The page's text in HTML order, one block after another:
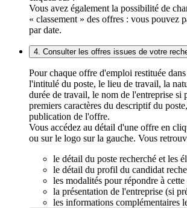
Vous avez également la possibilité de
« classement » des offres : vous pouvez
par date.
4. Consulter les offres issues de votre
Pour chaque offre d'emploi restituée
l'intitulé du poste, le lieu de travail, la
durée de travail, le nom de l'entreprise si
premiers caractères du descriptif du
publication de l'offre.
Vous accédez au détail d'une offre en
ou sur le logo sur la gauche. Vous
le détail du poste recherché et les
le détail du profil du candidat
les modalités pour répondre à
la présentation de l'entreprise (si
les informations complémentaires